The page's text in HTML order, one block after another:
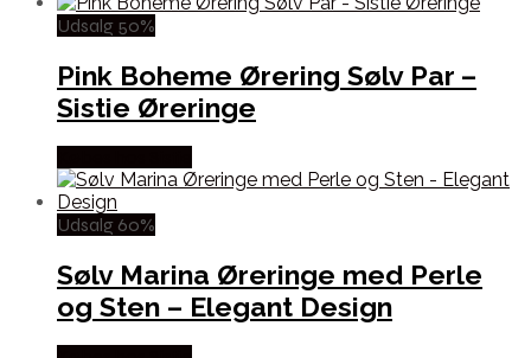
Udsalg 50%
Pink Boheme Ørering Sølv Par –
Sistie Øreringe
Udsalg 60%
Sølv Marina Øreringe med Perle
og Sten – Elegant Design